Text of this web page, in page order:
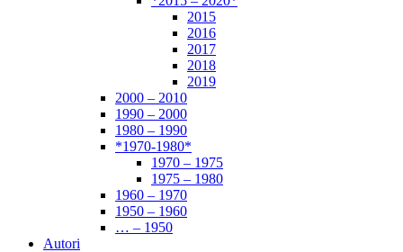
2015
2016
2017
2018
2019
2000 – 2010
1990 – 2000
1980 – 1990
*1970-1980*
1970 – 1975
1975 – 1980
1960 – 1970
1950 – 1960
… – 1950
Autori